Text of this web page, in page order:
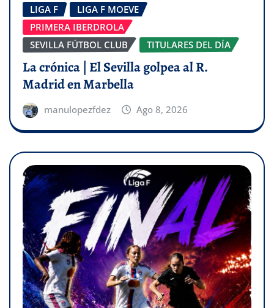
LIGA F
LIGA F MOEVE
PRIMERA IBERDROLA
SEVILLA FÚTBOL CLUB
TITULARES DEL DÍA
La crónica | El Sevilla golpea al R.
Madrid en Marbella
manulopezfdez Ago 8, 2026